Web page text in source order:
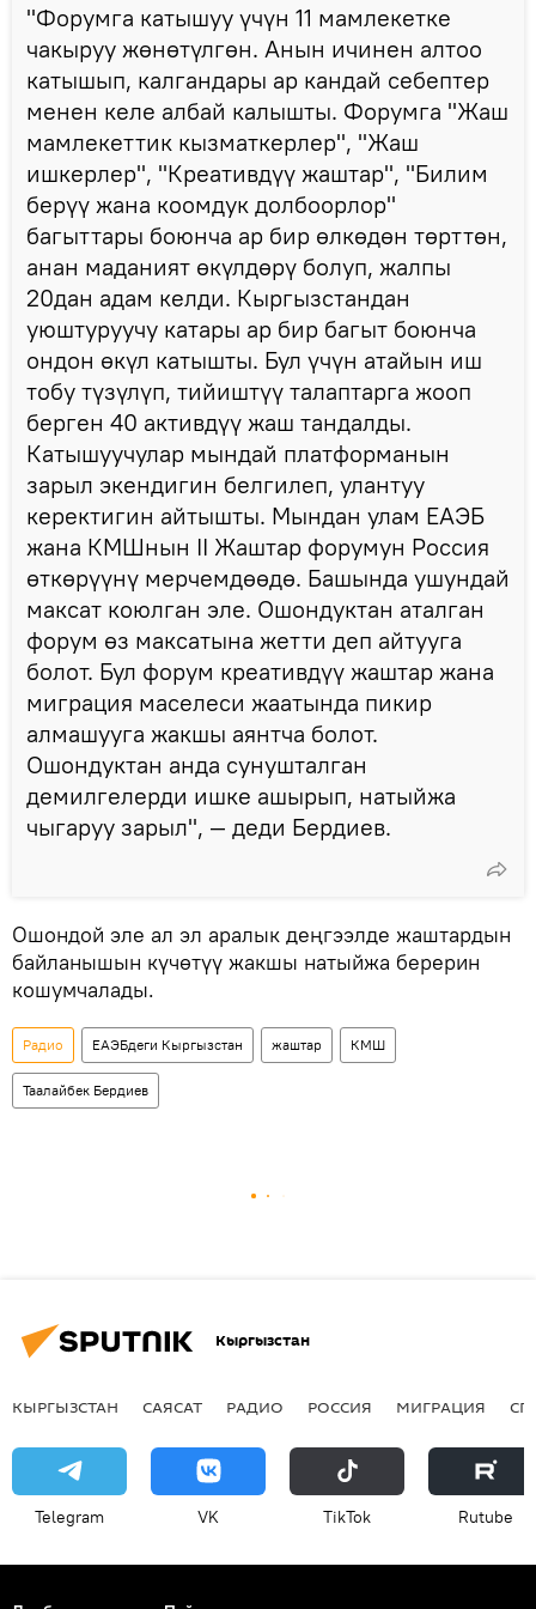
"Форумга катышуу үчүн 11 мамлекетке
чакыруу жөнөтүлгөн. Анын ичинен алтоо
катышып, калгандары ар кандай себептер
менен келе албай калышты. Форумга "Жаш
мамлекеттик кызматкерлер", "Жаш
ишкерлер", "Креативдүү жаштар", "Билим
берүү жана коомдук долбоорлор"
багыттары боюнча ар бир өлкөдөн төрттөн,
анан маданият өкүлдөрү болуп, жалпы
20дан адам келди. Кыргызстандан
уюштуруучу катары ар бир багыт боюнча
ондон өкүл катышты. Бул үчүн атайын иш
тобу түзүлүп, тийиштүү талаптарга жооп
берген 40 активдүү жаш тандалды.
Катышуучулар мындай платформанын
зарыл экендигин белгилеп, улантуу
керектигин айтышты. Мындан улам ЕАЭБ
жана КМШнын II Жаштар форумун Россия
өткөрүүнү мерчемдөөдө. Башында ушундай
максат коюлган эле. Ошондуктан аталган
форум өз максатына жетти деп айтууга
болот. Бул форум креативдүү жаштар жана
миграция маселеси жаатында пикир
алмашууга жакшы аянтча болот.
Ошондуктан анда сунушталган
демилгелерди ишке ашырып, натыйжа
чыгаруу зарыл", — деди Бердиев.
Ошондой эле ал эл аралык деңгээлде жаштардын
байланышын күчөтүү жакшы натыйжа берерин
кошумчалады.
Радио ЕАЭБдеги Кыргызстан жаштар КМШ
Таалайбек Бердиев
Кыргызстан
КЫРГЫЗСТАН САЯСАТ РАДИО РОССИЯ МИГРАЦИЯ
Telegram VK ТikТоk Rutube